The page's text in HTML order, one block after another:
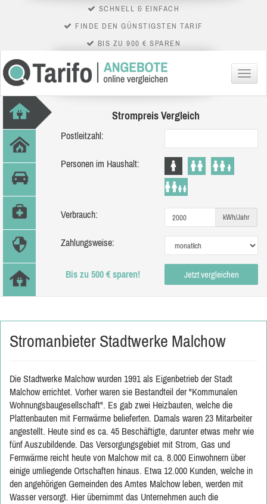
SCHNELL & EINFACH
FINDE DEN GÜNSTIGSTEN TARIF
BIS ZU 900 € SPAREN
Menü
Strompreis Vergleich
Postleitzahl:
Personen im Haushalt:
Verbrauch: kWh/Jahr
Zahlungsweise:
Bis zu 500 € sparen! Jetzt vergleichen
Stromanbieter Stadtwerke Malchow
Die Stadtwerke Malchow wurden 1991 als Eigenbetrieb der Stadt
Malchow errichtet. Vorher waren sie Bestandteil der "Kommunalen
Wohnungsbaugesellschaft". Es gab zwei Heizbauten, welche die
Plattenbauten mit Fernwärme belieferten. Damals waren 23 Mitarbeiter
angestellt. Heute sind es ca. 45 Beschäftigte, darunter etwas mehr wie
fünf Auszubildende. Das Versorgungsgebiet mit Strom, Gas und
Fernwärme reicht heute von Malchow mit ca. 8.000 Einwohnern über
einige umliegende Ortschaften hinaus. Etwa 12.000 Kunden, welche in
den angehörigen Gemeinden des Amtes Malchow leben, werden mit
Wasser versorgt. Hier übernimmt das Unternehmen auch die